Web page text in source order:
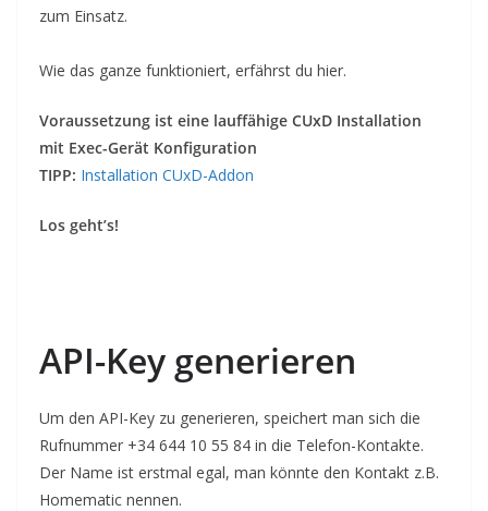
zum Einsatz.
Wie das ganze funktioniert, erfährst du hier.
Voraussetzung ist eine lauffähige CUxD Installation
mit Exec-Gerät Konfiguration
TIPP: Installation CUxD-Addon
Los geht’s!
API-Key generieren
Um den API-Key zu generieren, speichert man sich die
Rufnummer +34 644 10 55 84 in die Telefon-Kontakte.
Der Name ist erstmal egal, man könnte den Kontakt z.B.
Homematic nennen.